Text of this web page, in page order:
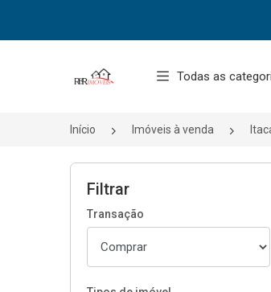
Página inicial
Todas as
Início Imóveis à venda
Filtrar
Transação